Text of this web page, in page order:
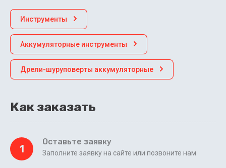
Инструменты
Аккумуляторные инструменты
Дрели-шуруповерты аккумуляторные
Как заказать
1
Оставьте заявку
Заполните заявку на сайте или позвоните нам